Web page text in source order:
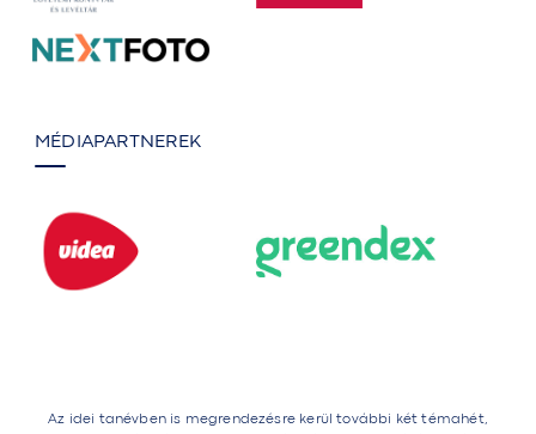
MÉDIAPARTNEREK
Az idei tanévben is megrendezésre kerül további két témahét,